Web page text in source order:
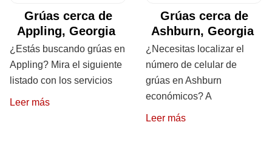
Grúas cerca de
Appling, Georgia
¿Estás buscando grúas en
Appling? Mira el siguiente
listado con los servicios
Leer más
Grúas cerca de
Ashburn, Georgia
¿Necesitas localizar el
número de celular de
grúas en Ashburn
económicos? A
Leer más